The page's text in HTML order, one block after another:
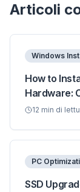
Articoli
Windows
How to
Hardware:
12 min di
PC
SSD